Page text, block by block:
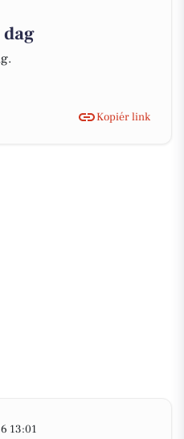
Kopiér link
13:01